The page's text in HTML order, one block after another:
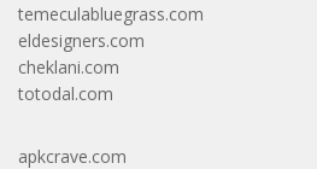
temeculabluegrass.com
eldesigners.com
cheklani.com
totodal.com
apkcrave.com